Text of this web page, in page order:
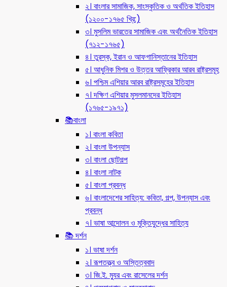
২। বাংলার সামাজিক, সাংস্কৃতিক ও অর্থতিক ইতিহাস
(১২০০-১৭৬৫ খ্রি:)
৩। মুসলিম ভারতের সামাজিক এবং অর্থনৈতিক ইতিহাস
(৭১২-১৭৬৫)
৪। তুরস্ক, ইরান ও আফগানিস্তানের ইতিহাস
৫। আধুনিক মিশর ও উত্তর আফ্রিকার আরব রাষ্ট্রসমূহ
৬। পশ্চিম এশিয়ার আরব রাষ্ট্রসমূহের ইতিহাস
৭। দক্ষিণ এশিয়ার মুসলমানদের ইতিহাস
(১৭৬৫-১৯৭১)
📚বাংলা
১। বাংলা কবিতা
২। বাংলা উপন্যাস
৩। বাংলা ছোটগল্প
৪। বাংলা নাটক
৫। বাংলা প্রবন্ধ
৬। বাংলাদেশের সাহিত্য: কবিতা, গল্প, উপন্যাস এবং
প্রবন্ধ
৭। ভাষা আন্দোলন ও মুক্তিযুদ্ধের সাহিত্য
📚 দর্শন
১। ভাষা দর্শন
২। রূপতত্ত্ব ও অস্তিত্ববাদ
৩। জি.ই. ম্যুর এবং রাসেলের দর্শন